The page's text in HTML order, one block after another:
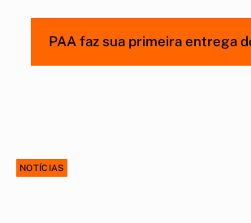
PAA faz sua primeira entrega
NOTÍCIAS